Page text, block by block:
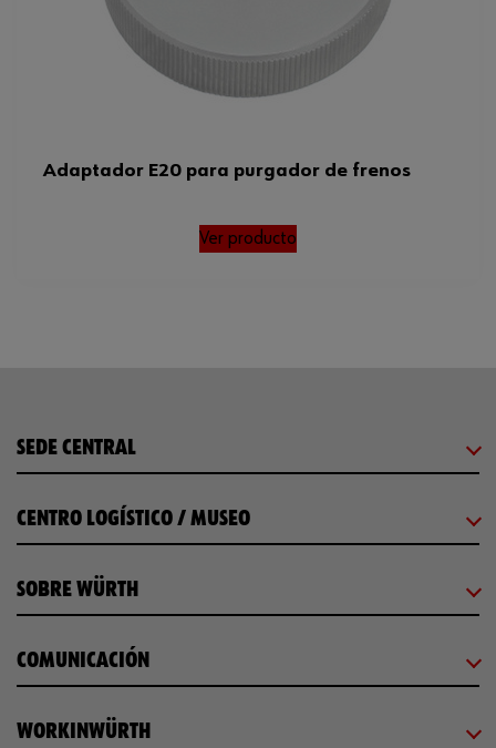
Adaptador E20 para purgador de frenos
Ver producto
SEDE CENTRAL
CENTRO LOGÍSTICO / MUSEO
SOBRE WÜRTH
COMUNICACIÓN
WORKINWÜRTH